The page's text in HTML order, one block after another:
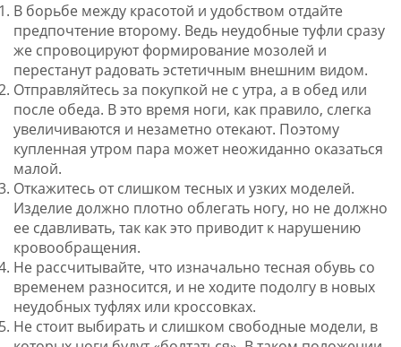
В борьбе между красотой и удобством отдайте
предпочтение второму. Ведь неудобные туфли сразу
же спровоцируют формирование мозолей и
перестанут радовать эстетичным внешним видом.
Отправляйтесь за покупкой не с утра, а в обед или
после обеда. В это время ноги, как правило, слегка
увеличиваются и незаметно отекают. Поэтому
купленная утром пара может неожиданно оказаться
малой.
Откажитесь от слишком тесных и узких моделей.
Изделие должно плотно облегать ногу, но не должно
ее сдавливать, так как это приводит к нарушению
кровообращения.
Не рассчитывайте, что изначально тесная обувь со
временем разносится, и не ходите подолгу в новых
неудобных туфлях или кроссовках.
Не стоит выбирать и слишком свободные модели, в